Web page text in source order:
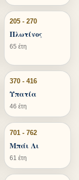
205 - 270
Πλωτίνος
65 έτη
370 - 416
Υπατία
46 έτη
701 - 762
Μπάι Λι
61 έτη